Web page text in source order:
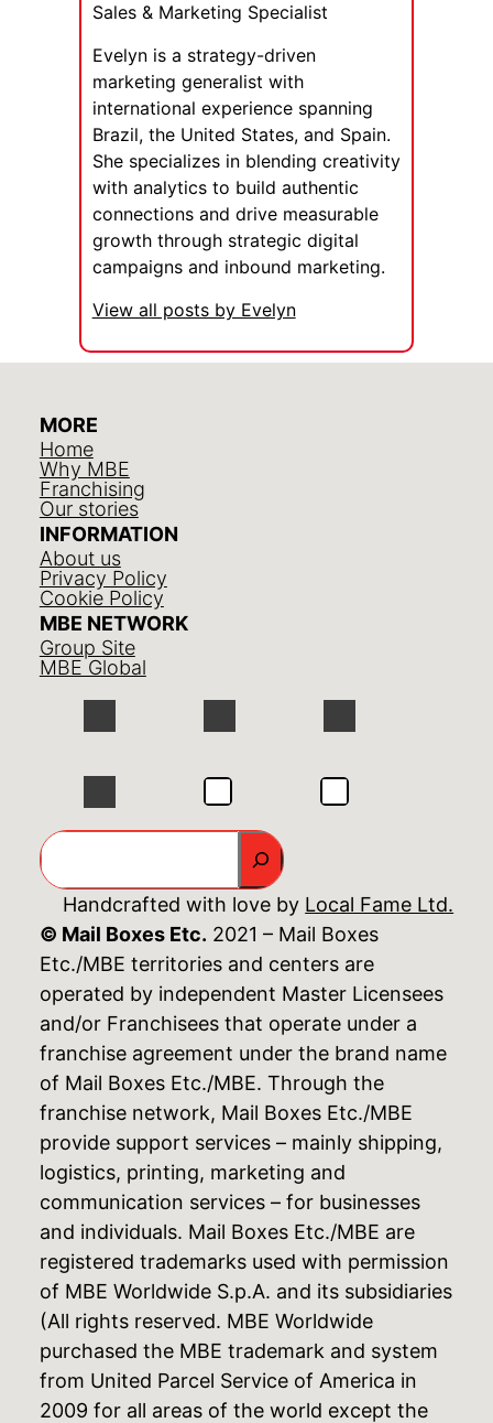
Sales & Marketing Specialist
Evelyn is a strategy-driven
marketing generalist with
international experience spanning
Brazil, the United States, and Spain.
She specializes in blending creativity
with analytics to build authentic
connections and drive measurable
growth through strategic digital
campaigns and inbound marketing.
View all posts by Evelyn
MORE
Home
Why MBE
Franchising
Our stories
INFORMATION
About us
Privacy Policy
Cookie Policy
MBE NETWORK
Group Site
MBE Global
GO
Handcrafted with love by Local Fame Ltd.
© Mail Boxes Etc. 2021 – Mail Boxes
Etc./MBE territories and centers are
operated by independent Master Licensees
and/or Franchisees that operate under a
franchise agreement under the brand name
of Mail Boxes Etc./MBE. Through the
franchise network, Mail Boxes Etc./MBE
provide support services – mainly shipping,
logistics, printing, marketing and
communication services – for businesses
and individuals. Mail Boxes Etc./MBE are
registered trademarks used with permission
of MBE Worldwide S.p.A. and its subsidiaries
(All rights reserved. MBE Worldwide
purchased the MBE trademark and system
from United Parcel Service of America in
2009 for all areas of the world except the